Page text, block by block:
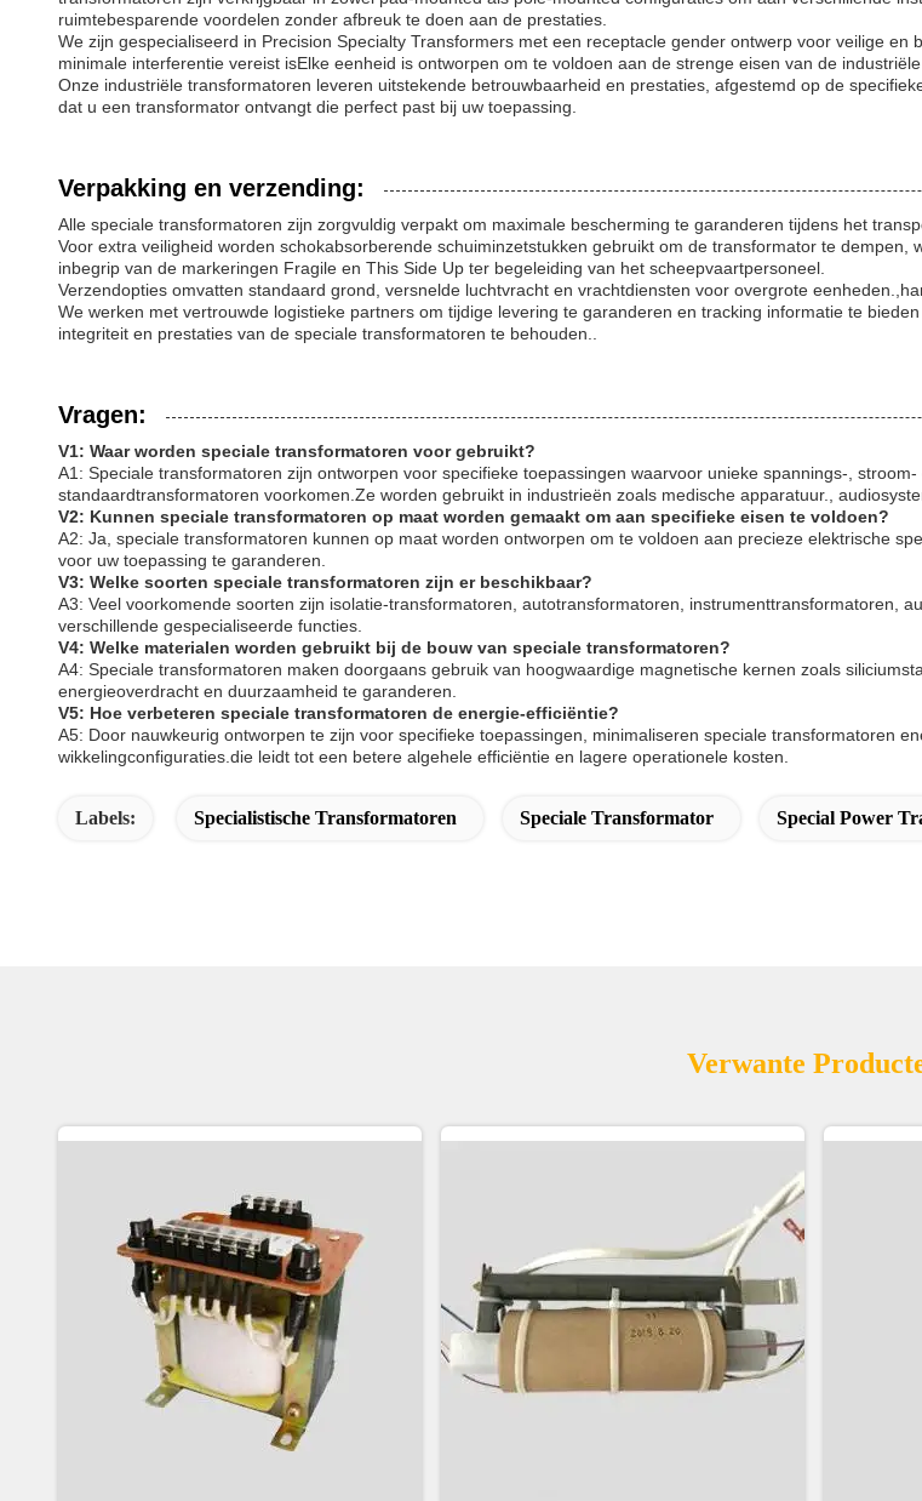
ruimtebesparende voordelen zonder afbreuk te doen aan de prestaties.
We zijn gespecialiseerd in Precision Specialty Transformers met een receptacle gender ontwerp voor veilige
minimale interferentie vereist isElke eenheid is ontworpen om te voldoen aan de strenge eisen van de industriële
Onze industriële transformatoren leveren uitstekende betrouwbaarheid en prestaties, afgestemd op de
dat u een transformator ontvangt die perfect past bij uw toepassing.
Verpakking en verzending:
Alle speciale transformatoren zijn zorgvuldig verpakt om maximale bescherming te garanderen tijdens het
Voor extra veiligheid worden schokabsorberende schuiminzetstukken gebruikt om de transformator te
inbegrip van de markeringen Fragile en This Side Up ter begeleiding van het scheepvaartpersoneel.
Verzendopties omvatten standaard grond, versnelde luchtvracht en vrachtdiensten voor overgrote
We werken met vertrouwde logistieke partners om tijdige levering te garanderen en tracking informatie te
integriteit en prestaties van de speciale transformatoren te behouden..
Vragen:
V1: Waar worden speciale transformatoren voor gebruikt?
A1: Speciale transformatoren zijn ontworpen voor specifieke toepassingen waarvoor unieke spannings-,
standaardtransformatoren voorkomen.Ze worden gebruikt in industrieën zoals medische apparatuur.,
V2: Kunnen speciale transformatoren op maat worden gemaakt om aan specifieke eisen te voldoen?
A2: Ja, speciale transformatoren kunnen op maat worden ontworpen om te voldoen aan precieze elektrische
voor uw toepassing te garanderen.
V3: Welke soorten speciale transformatoren zijn er beschikbaar?
A3: Veel voorkomende soorten zijn isolatie-transformatoren, autotransformatoren, instrumenttransformatoren,
verschillende gespecialiseerde functies.
V4: Welke materialen worden gebruikt bij de bouw van speciale transformatoren?
A4: Speciale transformatoren maken doorgaans gebruik van hoogwaardige magnetische kernen zoals
energieoverdracht en duurzaamheid te garanderen.
V5: Hoe verbeteren speciale transformatoren de energie-efficiëntie?
A5: Door nauwkeurig ontworpen te zijn voor specifieke toepassingen, minimaliseren speciale transformatoren
wikkelingconfiguraties.die leidt tot een betere algehele efficiëntie en lagere operationele kosten.
Labels: Specialistische Transformatoren Speciale Transformator Special Power
Verwante